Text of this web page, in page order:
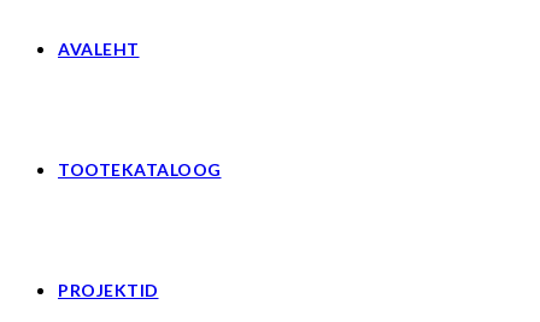
AVALEHT
TOOTEKATALOOG
PROJEKTID